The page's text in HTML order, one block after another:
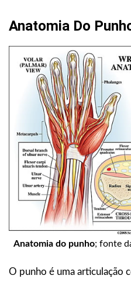
Anatomia Do
Anatomia do punho; fonte
O punho é uma articulação